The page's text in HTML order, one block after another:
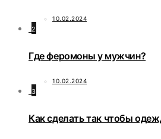
10.02.2024
2
Где феромоны у мужчин?
10.02.2024
3
Как сделать так чтобы